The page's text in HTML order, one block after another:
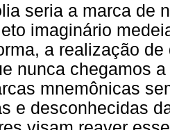
seria a marca de
imaginário
a realização
nunca chegamos
mnemônicas
e desconhecidas